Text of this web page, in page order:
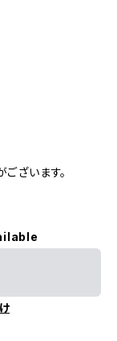
ざいます。